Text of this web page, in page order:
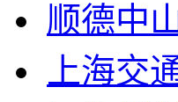
顺德中
上海交